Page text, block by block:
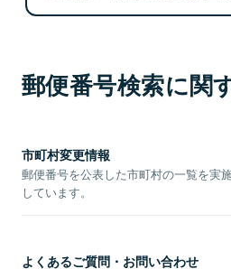
郵便番号検索に関
市町村変更情報
郵便番号を公表した市町村の一覧を実
しています。
よくあるご質問・お問い合わせ